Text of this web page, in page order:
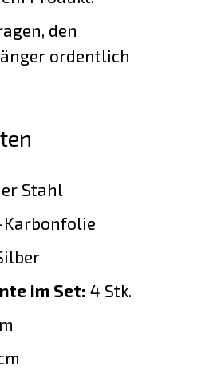
den
ordentlich
Stahl
im Set: 4 Stk.